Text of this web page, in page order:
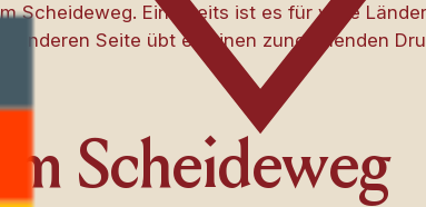
Scheideweg. Einerseits ist es für viele
anderen Seite übt es einen zunehmenden
Scheideweg